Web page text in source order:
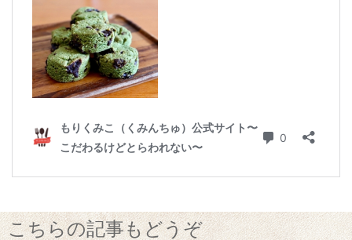
こちらの記事もどうぞ